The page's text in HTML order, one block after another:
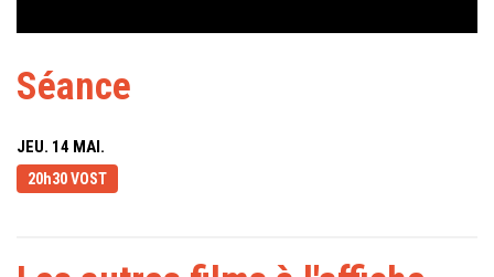
Séance
JEU. 14 MAI.
20h30 VOST